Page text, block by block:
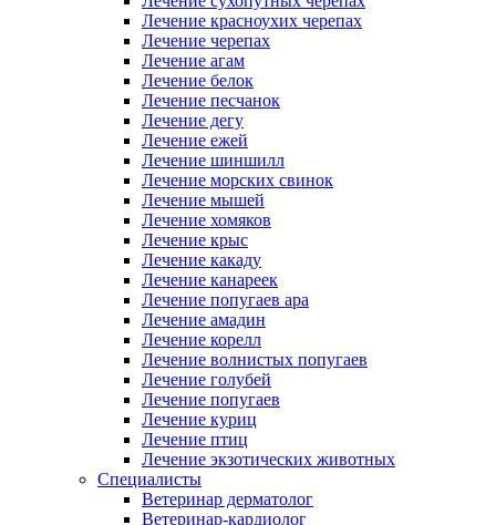
Лечение красноухих черепах
Лечение черепах
Лечение агам
Лечение белок
Лечение песчанок
Лечение дегу
Лечение ежей
Лечение шиншилл
Лечение морских свинок
Лечение мышей
Лечение хомяков
Лечение крыс
Лечение какаду
Лечение канареек
Лечение попугаев ара
Лечение амадин
Лечение корелл
Лечение волнистых попугаев
Лечение голубей
Лечение попугаев
Лечение куриц
Лечение птиц
Лечение экзотических животных
Специалисты
Ветеринар дерматолог
Ветеринар-кардиолог